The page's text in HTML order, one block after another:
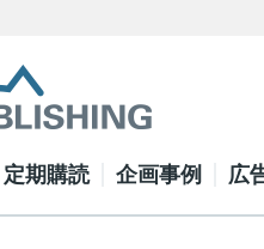
定期購読 企画事例 広